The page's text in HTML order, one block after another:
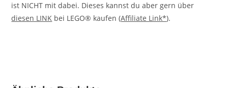
ist NICHT mit dabei. Dieses kannst du aber gern über
diesen LINK bei LEGO® kaufen (Affiliate Link*).